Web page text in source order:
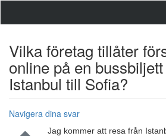
Vilka företag tillåter
online på en
Istanbul till Sofia?
Navigera dina svar
Jag kommer att resa från